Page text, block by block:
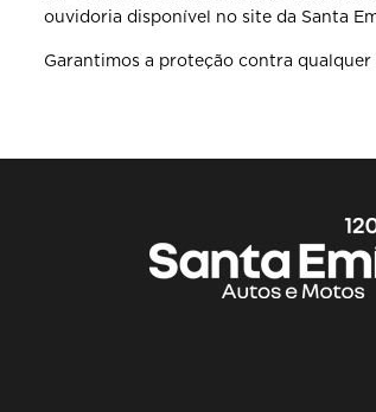
ouvidoria disponível no site da Santa
Garantimos a proteção contra